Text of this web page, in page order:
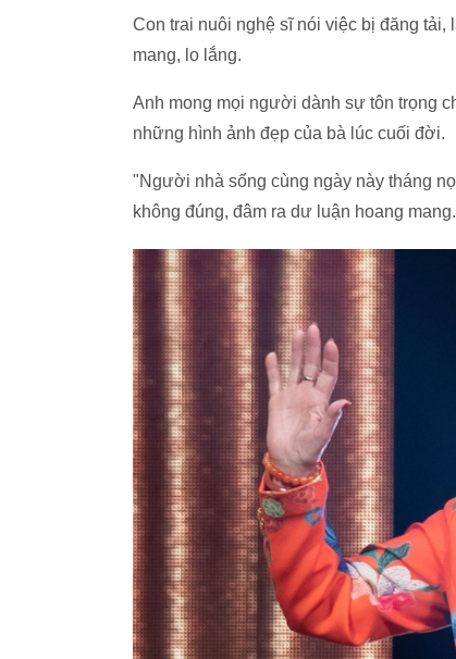
Con trai nuôi nghệ sĩ nói việc bị đăng
mang, lo lắng.
Anh mong mọi người dành sự tôn trọng
những hình ảnh đẹp của bà lúc cuối đời.
"Người nhà sống cùng ngày này tháng
không đúng, đâm ra dư luận hoang